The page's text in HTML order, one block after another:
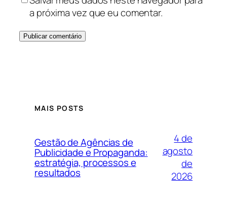
a próxima vez que eu comentar.
MAIS POSTS
Gestão de Agências de
Publicidade e Propaganda:
estratégia, processos e
resultados
4 de
agosto
de
2026